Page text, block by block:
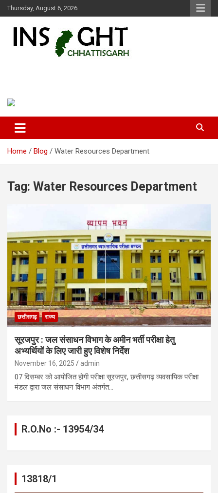
Skip
to
Thursday, August 6, 2026
Home Blog Water Resources Department
Tag: Water Resources Department
छत्तीसगढ़ राज्य
सूरजपुर : जल संसाधन विभाग के अमीन भर्ती परीक्षा हेतु
अभ्यर्थियों के लिए जारी हुए विशेष निर्देश
November 16, 2025 admin
07 दिसम्बर को आयोजित होगी परीक्षा सूरजपुर, छत्तीसगढ़ व्यवसायिक परीक्षा
मंडल द्वारा जल संसाधन विभाग अंतर्गत…
R.O.No :- 13954/34
13818/1